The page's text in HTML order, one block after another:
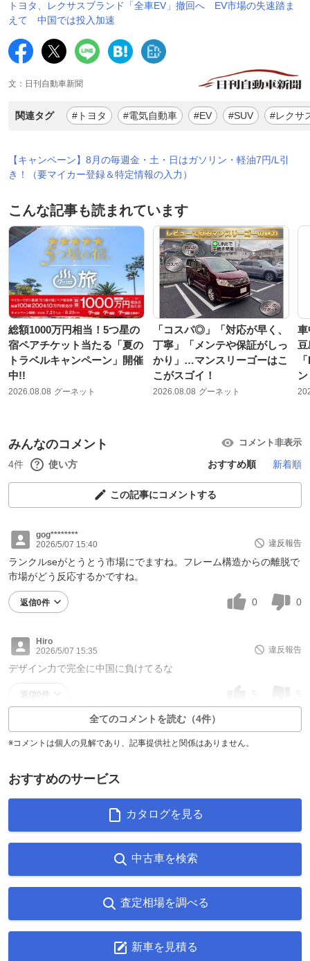
トヨタ、レクサスブランド「全車EV」撤回へ EV市場の失速踏ま
えて 中国では投入加速
文：日刊自動車新聞
関連タグ #トヨタ #電気自動車 #EV #SUV #レクサ
【キャンペーン】8月の毎週金・土・日はガソリン・軽油7円/L引
き！（要マイカー登録＆特定情報の入力）
こんな記事も読まれています
総額1000万円相当！5つ星の
宿ペアチケット当たる「夏の
トラベルキャンペーン」開催
中!!
2026.08.08 グーネット
「コスパ◎」「対応が早く、
丁寧」「メンテや保証がしっ
かり」…マンスリーゴーはこ
こがスゴイ！
2026.08.08 グーネット
車
ン
みんなのコメント コメント非表示
4件 使い方 おすすめ順 新着順
この記事にコメントする
gog********
2026/5/07 15:40
違反報告
ランクルseがとうとう市場にでますね。フレーム構造からの離脱で
市場がどう反応するかですね。
返信0件 0 0
Hiro
2026/5/07 15:35
違反報告
デザイン力で完全に中国に負けてるな
返信0件 5 5
全てのコメントを読む（4件）
※コメントは個人の見解であり、記事提供社と関係はありません。
おすすめのサービス
カタログを見る
中古車を検索
査定相場を調べる
新車を見積る